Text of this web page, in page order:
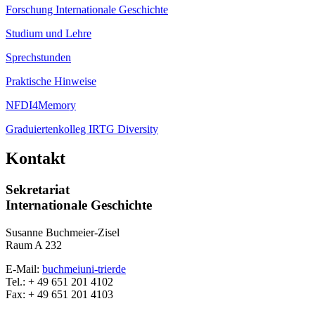
Forschung Internationale Geschichte
Studium und Lehre
Sprechstunden
Praktische Hinweise
NFDI4Memory
Graduiertenkolleg IRTG Diversity
Kontakt
Sekretariat
Internationale Geschichte
Susanne Buchmeier-Zisel
Raum A 232
E-Mail: buchmeiuni-trierde
Tel.: + 49 651 201 4102
Fax: + 49 651 201 4103